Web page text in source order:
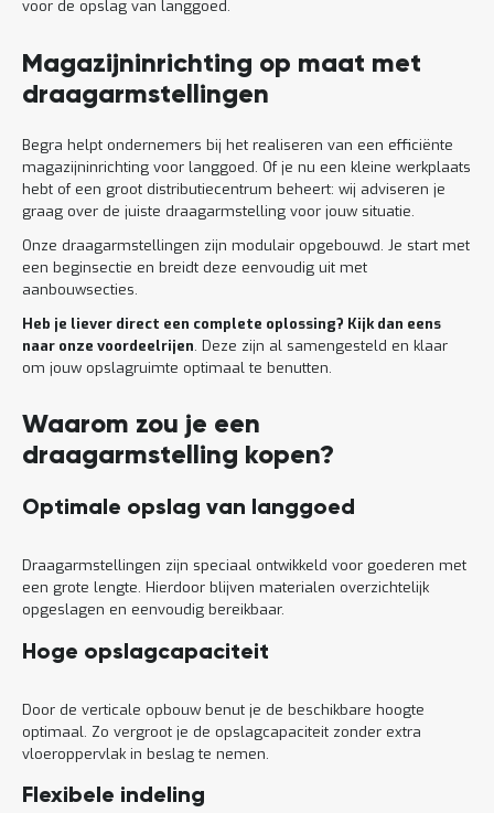
voor de opslag van langgoed.
Magazijninrichting op maat met
draagarmstellingen
Begra helpt ondernemers bij het realiseren van een efficiënte
magazijninrichting voor langgoed. Of je nu een kleine werkplaats
hebt of een groot distributiecentrum beheert: wij adviseren je
graag over de juiste draagarmstelling voor jouw situatie.
Onze draagarmstellingen zijn modulair opgebouwd. Je start met
een beginsectie en breidt deze eenvoudig uit met
aanbouwsecties.
Heb je liever direct een complete oplossing? Kijk dan eens
naar onze voordeelrijen. Deze zijn al samengesteld en klaar
om jouw opslagruimte optimaal te benutten.
Waarom zou je een
draagarmstelling kopen?
Optimale opslag van langgoed
Draagarmstellingen zijn speciaal ontwikkeld voor goederen met
een grote lengte. Hierdoor blijven materialen overzichtelijk
opgeslagen en eenvoudig bereikbaar.
Hoge opslagcapaciteit
Door de verticale opbouw benut je de beschikbare hoogte
optimaal. Zo vergroot je de opslagcapaciteit zonder extra
vloeroppervlak in beslag te nemen.
Flexibele indeling